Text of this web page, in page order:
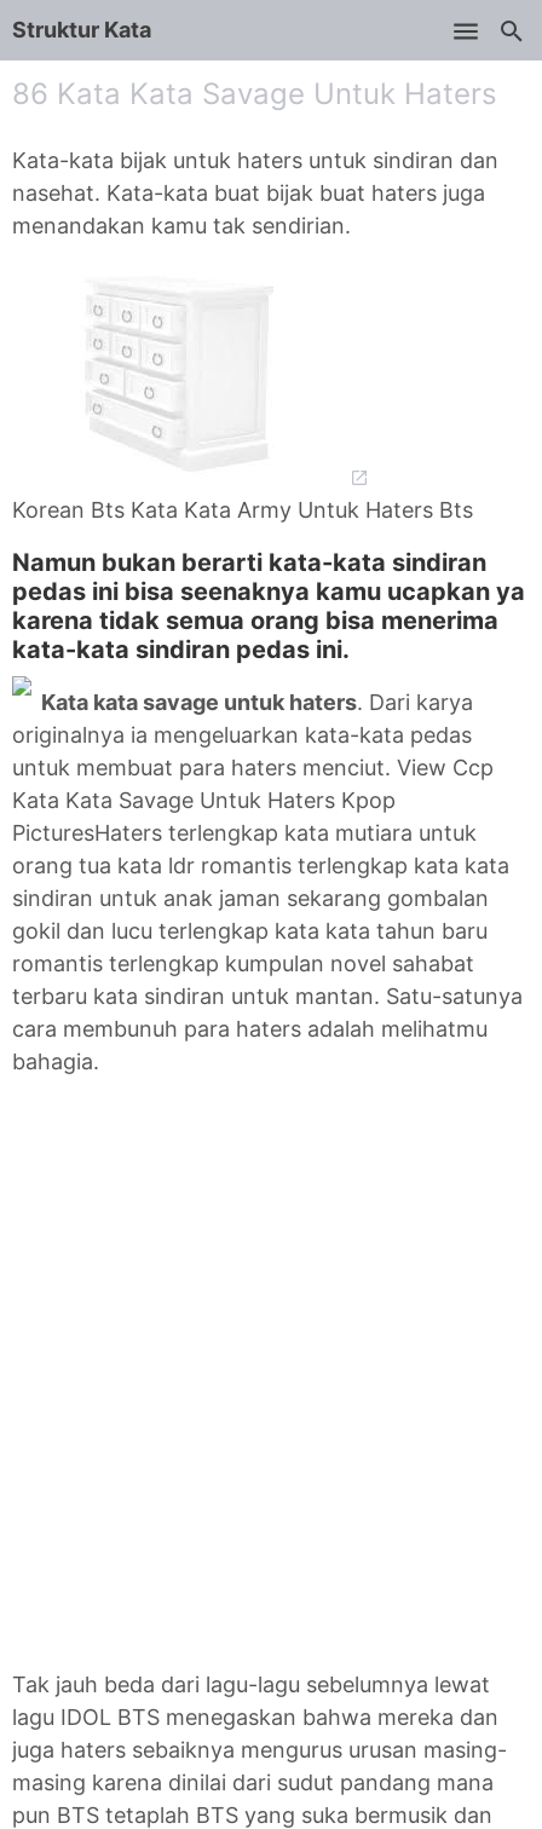
Struktur Kata
86 Kata Kata Savage Untuk Haters
Kata-kata bijak untuk haters untuk sindiran dan
nasehat. Kata-kata buat bijak buat haters juga
menandakan kamu tak sendirian.
Korean Bts Kata Kata Army Untuk Haters Bts
Namun bukan berarti kata-kata sindiran
pedas ini bisa seenaknya kamu ucapkan ya
karena tidak semua orang bisa menerima
kata-kata sindiran pedas ini.
Kata kata savage untuk haters. Dari karya
originalnya ia mengeluarkan kata-kata pedas
untuk membuat para haters menciut. View Ccp
Kata Kata Savage Untuk Haters Kpop
PicturesHaters terlengkap kata mutiara untuk
orang tua kata ldr romantis terlengkap kata kata
sindiran untuk anak jaman sekarang gombalan
gokil dan lucu terlengkap kata kata tahun baru
romantis terlengkap kumpulan novel sahabat
terbaru kata sindiran untuk mantan. Satu-satunya
cara membunuh para haters adalah melihatmu
bahagia.
Tak jauh beda dari lagu-lagu sebelumnya lewat
lagu IDOL BTS menegaskan bahwa mereka dan
juga haters sebaiknya mengurus urusan masing-
masing karena dinilai dari sudut pandang mana
pun BTS tetaplah BTS yang suka bermusik dan